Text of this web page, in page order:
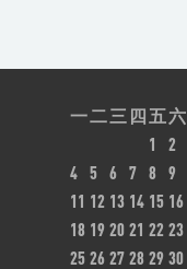
一二三 四 五六
1
2
4 5 6 7 8 9
11 12 13 14 15 16
18 19 20 21 22 23
25 26 27 28 29 30